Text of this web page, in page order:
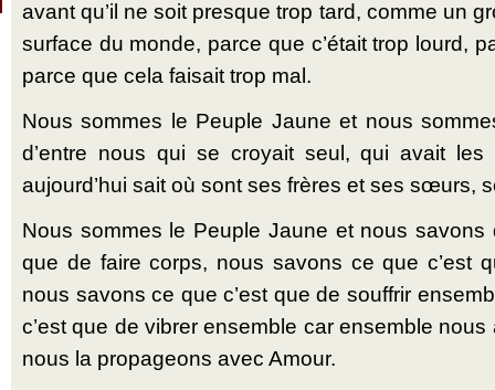
avant qu’il ne soit presque trop tard, comme un
surface du monde, parce que c’était trop lourd,
parce que cela faisait trop mal.
Nous sommes le Peuple Jaune et nous
d’entre nous qui se croyait seul, qui avait
aujourd’hui sait où sont ses frères et ses sœurs,
Nous sommes le Peuple Jaune et nous savons
que de faire corps, nous savons ce que c’est
nous savons ce que c’est que de souffrir
c’est que de vibrer ensemble car ensemble
nous la propageons avec Amour.